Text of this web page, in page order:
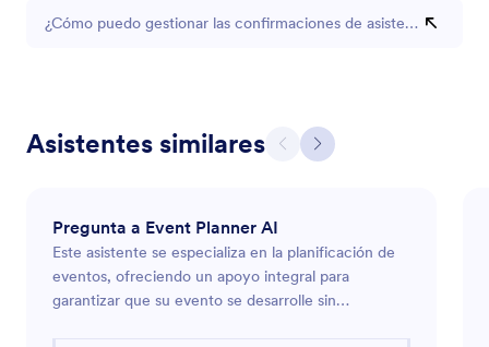
¿Cómo puedo gestionar las confirmaciones de asistencia de
Asistentes similares
Pregunta a Event Planner AI
Este asistente se especializa en la planificación de
eventos, ofreciendo un apoyo integral para
garantizar que su evento se desarrolle sin